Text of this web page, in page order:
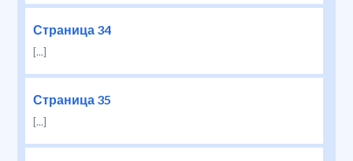
Страница 34
[...]
Страница 35
[...]